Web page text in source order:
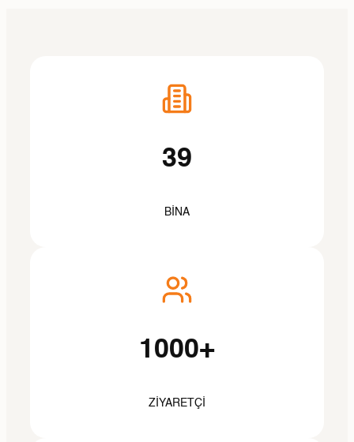
39
BINA
1000+
ZIYARETÇI